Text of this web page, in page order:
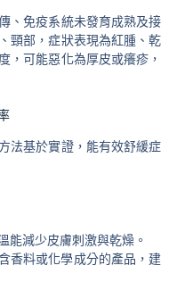
、免疫系統未發育成熟及接
頸部，症狀表現為紅腫、乾
，可能惡化為厚皮或癢疹，
法基於實證，能有效舒緩症
能減少皮膚刺激與乾燥。
香料或化學成分的產品，建